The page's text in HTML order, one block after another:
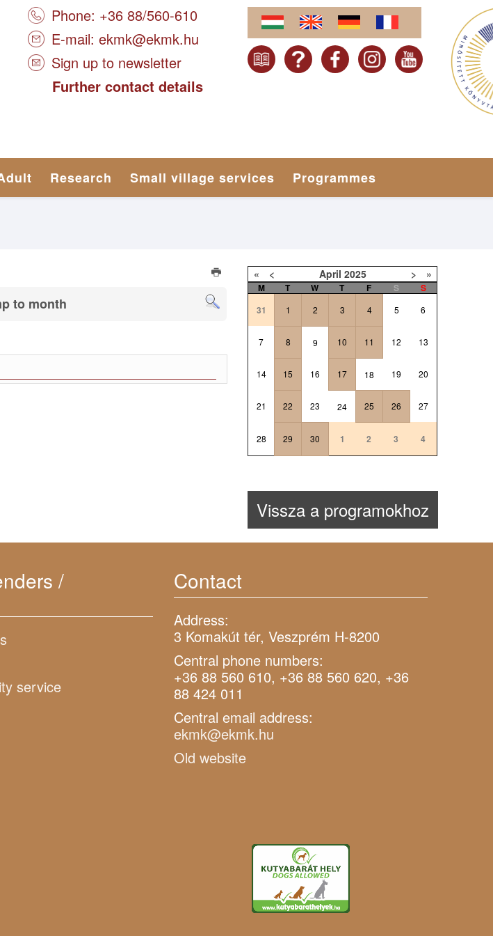
Phone: +36 88/560-610
E-mail: ekmk@ekmk.hu
Sign up to newsletter
Further contact details
Research Small village services Programmes
to month
« < April 2025 > »
M T W T F S
S
31
1 2 3 4 5 6
7 8 9 10 11 12 13
14 15 16 17 18 19 20
21 22 23 24 25 26 27
28 29 30 1 2 3 4
Vissza a programokhoz
/
service
Contact
Address:
3 Komakút tér, Veszprém H-8200
Central phone numbers:
+36 88 560 610, +36 88 560 620, +36
88 424 011
Central email address:
ekmk@ekmk.hu
Old website